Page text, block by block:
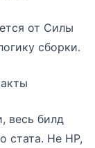
от Силы
сборки.
весь билд
стата. Не HP,